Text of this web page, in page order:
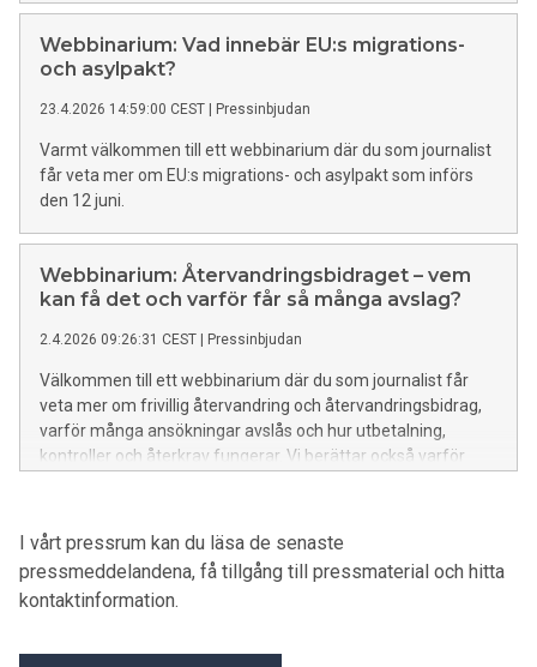
Webbinarium: Vad innebär EU:s migrations-
och asylpakt?
23.4.2026 14:59:00 CEST Pressinbjudan
Varmt välkommen till ett webbinarium där du som journalist
får veta mer om EU:s migrations- och asylpakt som införs
den 12 juni.
Webbinarium: Återvandringsbidraget – vem
kan få det och varför får så många avslag?
2.4.2026 09:26:31 CEST Pressinbjudan
Välkommen till ett webbinarium där du som journalist får
veta mer om frivillig återvandring och återvandringsbidrag,
varför många ansökningar avslås och hur utbetalning,
kontroller och återkrav fungerar. Vi berättar också varför
utbetalningar. Du får också möjlighet att ställa frågor till
Migrationsverkets expert.
I vårt pressrum kan du läsa de senaste
pressmeddelandena, få tillgång till pressmaterial och hitta
kontaktinformation.